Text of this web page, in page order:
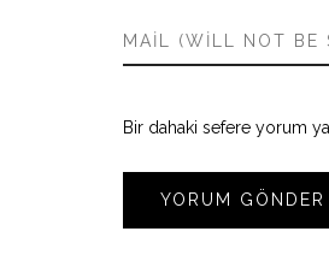
Bir dahaki sefere yorum